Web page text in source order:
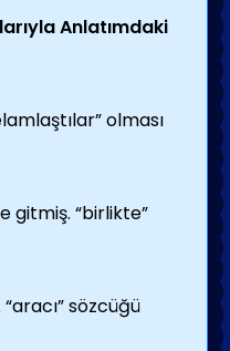
Anlatımdaki
olması
gitmiş. “birlikte”
sözcüğü